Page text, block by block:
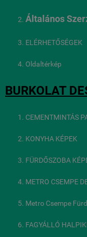
Általános
ELÉRHETŐSÉGEK
Oldaltérkép
BURKOLAT
CEMENTMINTÁS
KONYHA KÉPEK
FÜRDŐSZOBA
METRO CSEMPE
Metro Csempe
FAGYÁLLÓ